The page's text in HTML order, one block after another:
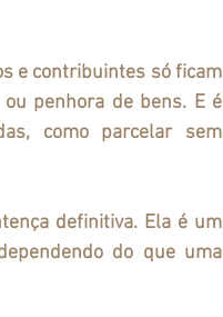
e contribuintes só ficam
penhora de bens. E é
como parcelar sem
definitiva. Ela é um
do que uma